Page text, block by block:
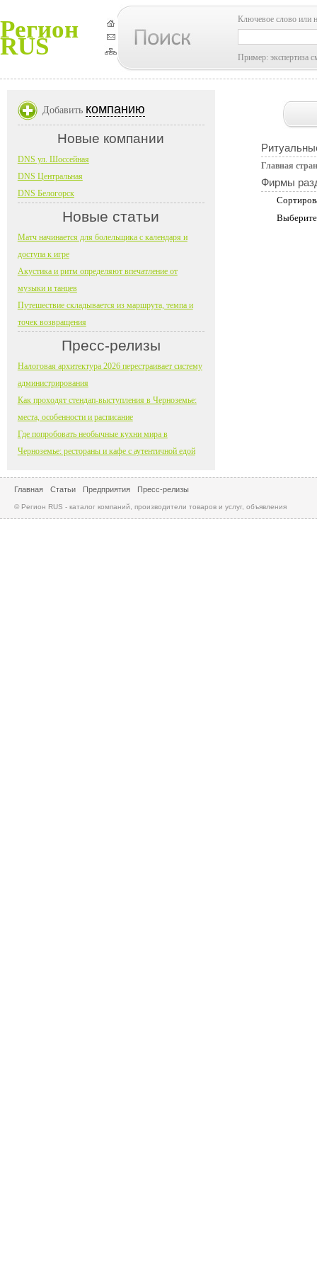
Регион
RUS
Ключевое слово или
Пример: экспертиза
Главная
Фирмы
Добавить компанию
Новые компании
DNS ул. Шоссейная
DNS Центральная
DNS Белогорск
Новые статьи
Матч начинается для болельщика с календаря и
доступа к игре
Акустика и ритм определяют впечатление от
музыки и танцев
Путешествие складывается из маршрута, темпа и
точек возвращения
Пресс-релизы
Налоговая архитектура 2026 перестраивает систему
администрирования
Как проходят стендап-выступления в Черноземье:
места, особенности и расписание
Где попробовать необычные кухни мира в
Черноземье: рестораны и кафе с аутентичной едой
Главная Статьи Предприятия Пресс-релизы
© Регион RUS - каталог компаний, производители товаров и услуг, объявления